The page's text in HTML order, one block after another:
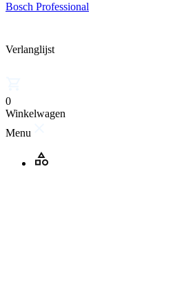
Bosch Professional
Verlanglijst
0
Winkelwagen
Menu